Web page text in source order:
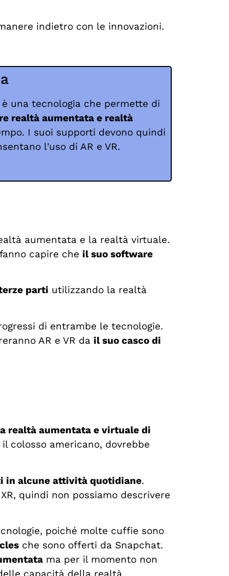
indietro con le innovazioni.
è una tecnologia che permette di
realtà aumentata e realtà
I suoi supporti devono quindi
l'uso di AR e VR.
aumentata e la realtà virtuale.
capire che il suo software
parti utilizzando la realtà
di entrambe le tecnologie.
AR e VR da il suo casco di
realtà aumentata e virtuale di
colosso americano, dovrebbe
in alcune attività quotidiane.
quindi non possiamo descrivere
poiché molte cuffie sono
che sono offerti da Snapchat.
ma per il momento non